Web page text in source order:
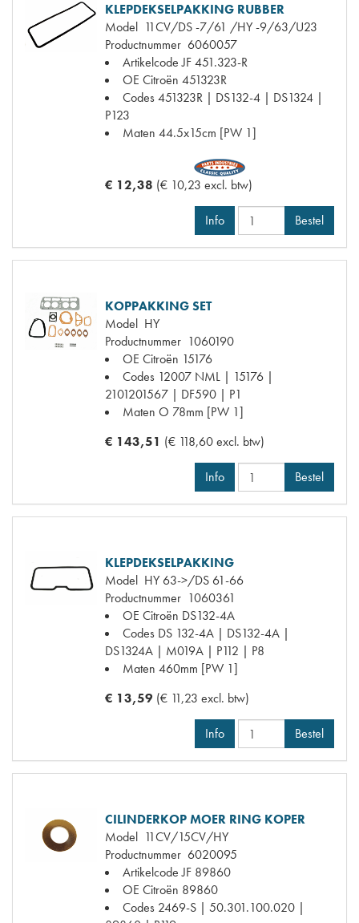
KLEPDEKSELPAKKING RUBBER
Model 11CV/DS -7/61 /HY -9/63/U23
Productnummer 6060057
Artikelcode JF451.323-R
OE Citroën 451323R
Codes451323R | DS132-4 | DS1324 |
P123
Maten 44.5x15cm [PW 1]
€ 12,38 (€ 10,23 excl. btw)
Info Bestel
KOPPAKKING SET
Model HY
Productnummer 1060190
OE Citroën 15176
Codes 12007 NML | 15176 |
2101201567 | DF590 | P1
Maten O 78mm [PW 1]
€ 143,51 (€ 118,60 excl. btw)
Info Bestel
KLEPDEKSELPAKKING
Model HY 63->/DS 61-66
Productnummer 1060361
OE Citroën DS132-4A
Codes DS 132-4A | DS132-4A |
DS1324A | M019A | P112 | P8
Maten 460mm [PW 1]
€ 13,59 (€ 11,23 excl. btw)
Info Bestel
CILINDERKOP MOER RING KOPER
Model 11CV/15CV/HY
Productnummer 6020095
Artikelcode JF 89860
OE Citroën 89860
Codes 2469-S | 50.301.100.020 |